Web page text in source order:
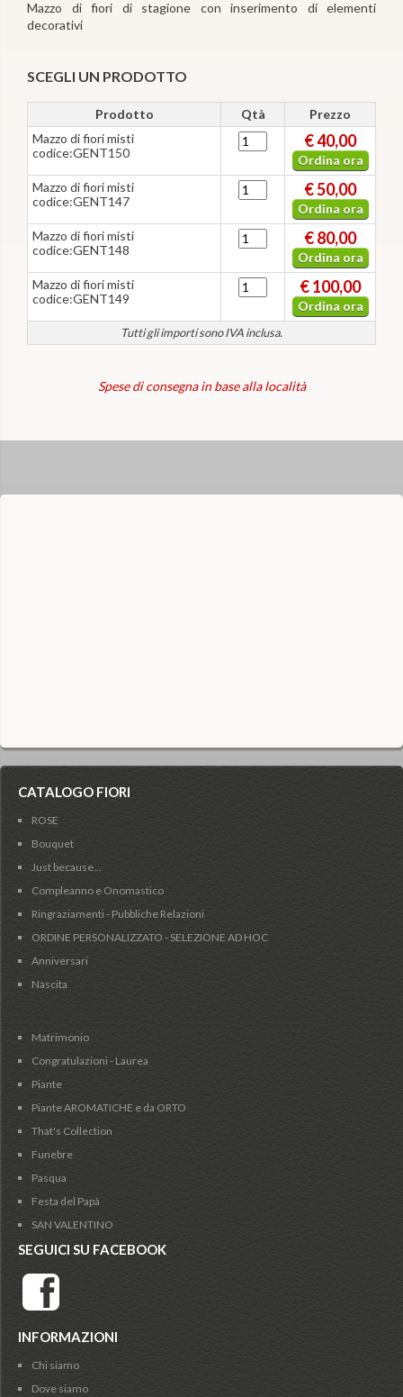
Mazzo di fiori di stagione con inserimento di elementi
decorativi
SCEGLI UN PRODOTTO
Prodotto Qtà Prezzo
Tutti gli importi sono IVA inclusa.
Mazzo di fiori misti
codice:GENT150
€ 40,00
Ordina ora
Mazzo di fiori misti
codice:GENT147
€ 50,00
Ordina ora
Mazzo di fiori misti
codice:GENT148
€ 80,00
Ordina ora
Mazzo di fiori misti
codice:GENT149
€ 100,00
Ordina ora
Spese di consegna in base alla località
CATALOGO FIORI
ROSE
Bouquet
Just because...
Compleanno e Onomastico
Ringraziamenti - Pubbliche Relazioni
ORDINE PERSONALIZZATO - SELEZIONE AD HOC
Anniversari
Nascita
Matrimonio
Congratulazioni - Laurea
Piante
Piante AROMATICHE e da ORTO
That's Collection
Funebre
Pasqua
Festa del Papà
SAN VALENTINO
SEGUICI SU FACEBOOK
INFORMAZIONI
Chi siamo
Dove siamo